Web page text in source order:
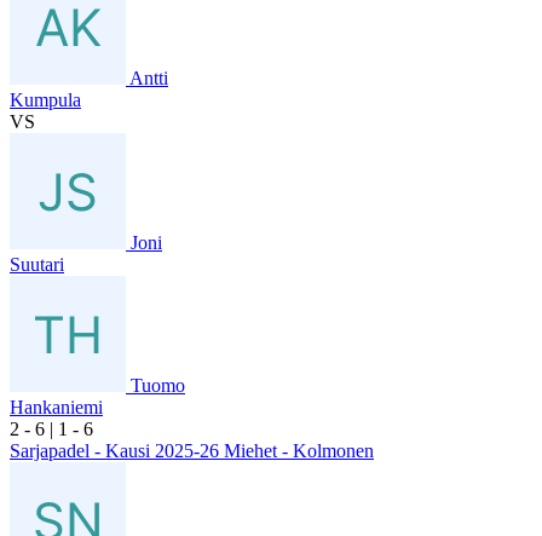
Antti
Kumpula
VS
Joni
Suutari
Tuomo
Hankaniemi
2 - 6 | 1 - 6
Sarjapadel - Kausi 2025-26 Miehet - Kolmonen